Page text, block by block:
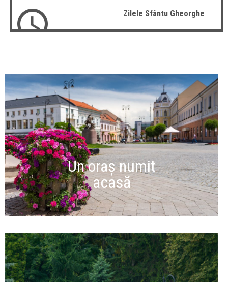
Zilele Sfântu Gheorghe
Un oraș numit
acasă